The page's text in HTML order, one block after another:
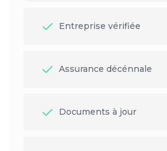
Entreprise vérifiée
Assurance décénnale
Documents à jour